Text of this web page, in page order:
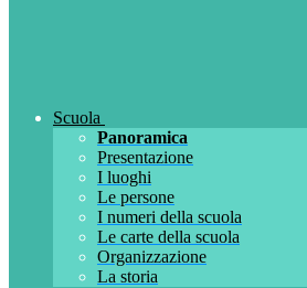
Scuola
Panoramica
Presentazione
I luoghi
Le persone
I numeri della scuola
Le carte della scuola
Organizzazione
La storia